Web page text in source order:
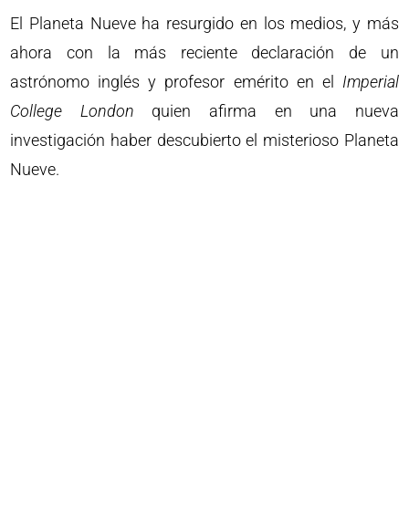
El Planeta Nueve ha resurgido en los medios, y más
ahora con la más reciente declaración de un
astrónomo inglés y profesor emérito en el Imperial
College London quien afirma en una nueva
investigación haber descubierto el misterioso Planeta
Nueve.